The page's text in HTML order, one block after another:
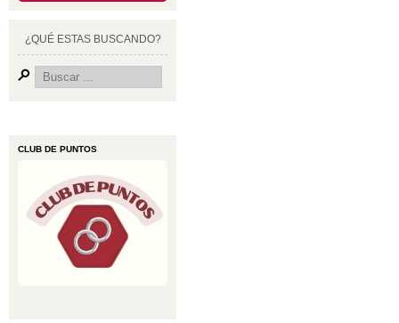
¿QUÉ ESTAS BUSCANDO?
CLUB DE PUNTOS